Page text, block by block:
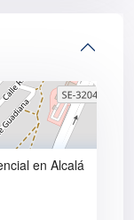
en Alcalá